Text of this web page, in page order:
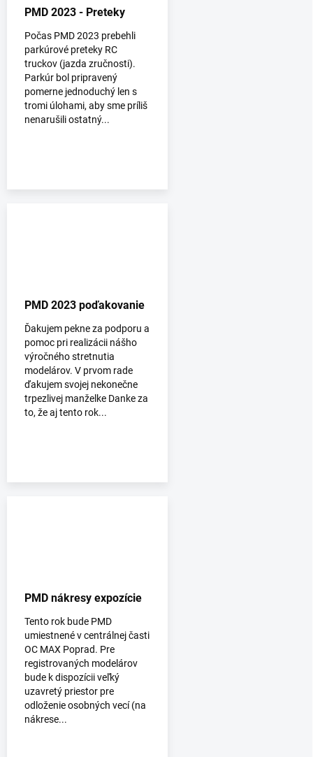
PMD 2023 - Preteky
Počas PMD 2023 prebehli
parkúrové preteky RC
truckov (jazda zručnosti).
Parkúr bol pripravený
pomerne jednoduchý len s
tromi úlohami, aby sme príliš
nenarušili ostatný...
PMD 2023 poďakovanie
Ďakujem pekne za podporu a
pomoc pri realizácii nášho
výročného stretnutia
modelárov. V prvom rade
ďakujem svojej nekonečne
trpezlivej manželke Danke za
to, že aj tento rok...
PMD nákresy expozície
Tento rok bude PMD
umiestnené v centrálnej časti
OC MAX Poprad. Pre
registrovaných modelárov
bude k dispozícii veľký
uzavretý priestor pre
odloženie osobných vecí (na
nákrese...